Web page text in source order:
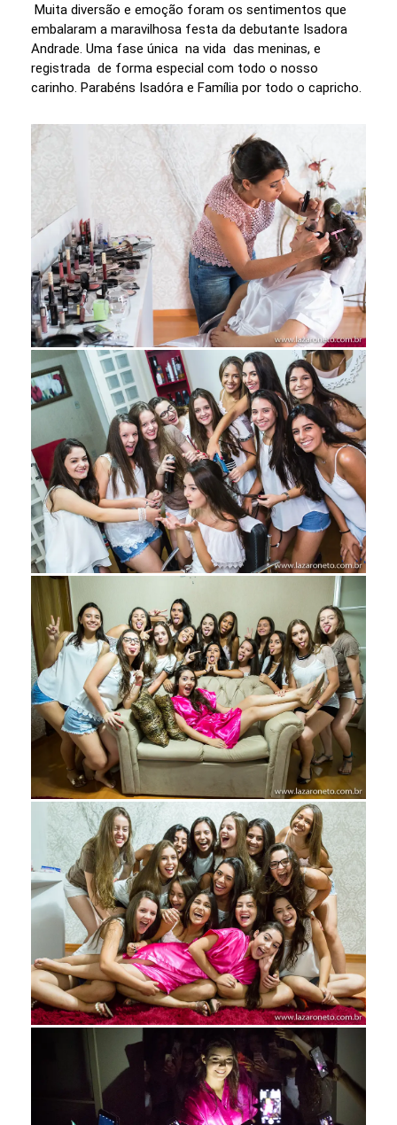
Muita diversão e emoção foram os sentimentos que
embalaram a maravilhosa festa da debutante Isadora
Andrade. Uma fase única na vida das meninas, e
registrada de forma especial com todo o nosso
carinho. Parabéns Isadóra e Família por todo o capricho.